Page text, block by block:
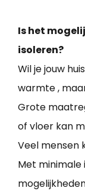
Is het
isoleren?
Wil je jouw
warmte ,
Grote
of vloer kan
Veel mensen
Met minimale